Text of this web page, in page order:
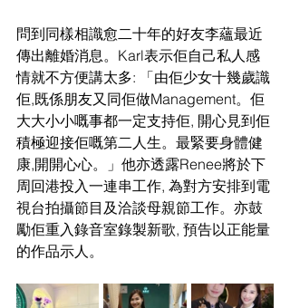
問到同樣相識愈二十年的好友李蘊最近
傳出離婚消息。Karl表示佢自己私人感
情就不方便講太多: 「由佢少女十幾歲識
佢,既係朋友又同佢做Management。佢
大大小小嘅事都一定支持佢, 開心見到佢
積極迎接佢嘅第二人生。最緊要身體健
康,開開心心。」他亦透露Renee將於下
周回港投入一連串工作, 為對方安排到電
視台拍攝節目及洽談母親節工作。亦鼓
勵佢重入錄音室錄製新歌, 預告以正能量
的作品示人。